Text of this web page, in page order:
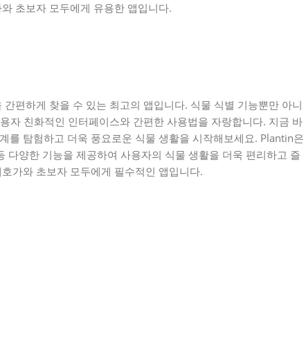
초보자 모두에게 유용한 앱입니다.
편하게 찾을 수 있는 최고의 앱입니다. 식물 식별 기능뿐만 아니
자 친화적인 인터페이스와 간편한 사용법을 자랑합니다. 지금 바
를 탐험하고 더욱 풍요로운 식물 생활을 시작해보세요. Plantin은
다양한 기능을 제공하여 사용자의 식물 생활을 더욱 편리하고 즐
가와 초보자 모두에게 필수적인 앱입니다.